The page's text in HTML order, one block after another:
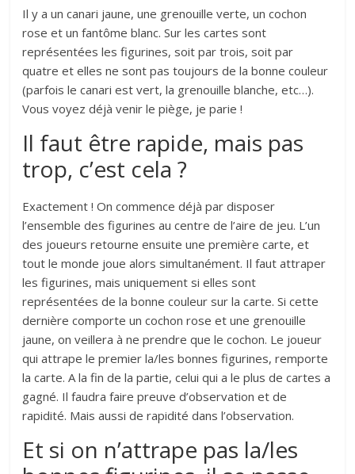
Il y a un canari jaune, une grenouille verte, un cochon
rose et un fantôme blanc. Sur les cartes sont
représentées les figurines, soit par trois, soit par
quatre et elles ne sont pas toujours de la bonne couleur
(parfois le canari est vert, la grenouille blanche, etc…).
Vous voyez déjà venir le piège, je parie !
Il faut être rapide, mais pas
trop, c’est cela ?
Exactement ! On commence déjà par disposer
l’ensemble des figurines au centre de l’aire de jeu. L’un
des joueurs retourne ensuite une première carte, et
tout le monde joue alors simultanément. Il faut attraper
les figurines, mais uniquement si elles sont
représentées de la bonne couleur sur la carte. Si cette
dernière comporte un cochon rose et une grenouille
jaune, on veillera à ne prendre que le cochon. Le joueur
qui attrape le premier la/les bonnes figurines, remporte
la carte. A la fin de la partie, celui qui a le plus de cartes a
gagné. Il faudra faire preuve d’observation et de
rapidité. Mais aussi de rapidité dans l’observation.
Et si on n’attrape pas la/les